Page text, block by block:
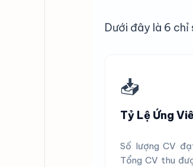
Dưới đây là 6 chỉ
📥
Tỷ Lệ Ứng
Số lượng CV
Tổng CV thu